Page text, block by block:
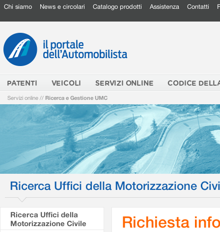
Chi siamo News e circolari Catalogo prodotti Assistenza Contatti
PATENTI VEICOLI SERVIZI ONLINE CODICE
Servizi online // Ricerca e Gestione UMC
Ricerca Uffici della Motorizzazione
Ricerca Uffici della
Motorizzazione Civile
Richiesta